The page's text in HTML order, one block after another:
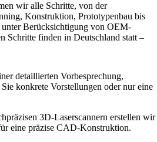
wir alle Schritte, von der
Konstruktion, Prototypenbau bis
Berücksichtigung von OEM-
Schritte finden in Deutschland statt –
detaillierten Vorbesprechung,
konkrete Vorstellungen oder nur eine
3D-Laserscannern erstellen wir
eine präzise CAD-Konstruktion.